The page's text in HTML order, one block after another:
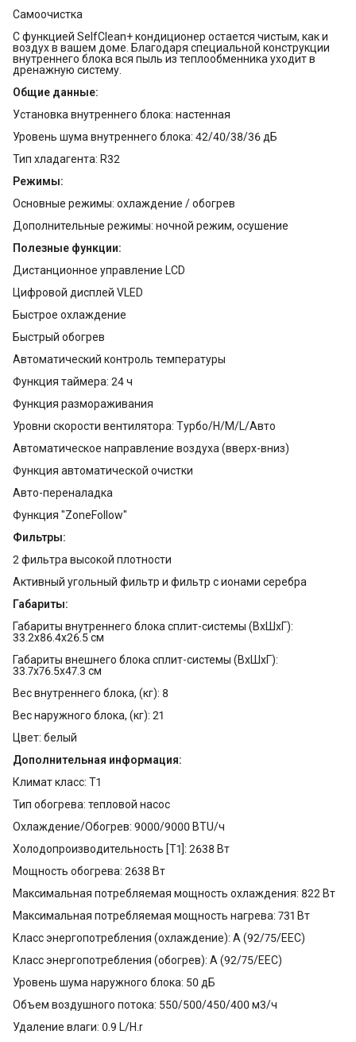
Самоочистка
С функцией SelfClean+ кондиционер остается чистым, как и
воздух в вашем доме. Благодаря специальной конструкции
внутреннего блока вся пыль из теплообменника уходит в
дренажную систему.
Общие данные:
Установка внутреннего блока: настенная
Уровень шума внутреннего блока: 42/40/38/36 дБ
Тип хладагента: R32
Режимы:
Основные режимы: охлаждение / обогрев
Дополнительные режимы: ночной режим, осушение
Полезные функции:
Дистанционное управление LCD
Цифровой дисплей VLED
Быстрое охлаждение
Быстрый обогрев
Автоматический контроль температуры
Функция таймера: 24 ч
Функция размораживания
Уровни скорости вентилятора: Tурбо/H/M/L/Aвто
Автоматическое направление воздуха (вверх-вниз)
Функция автоматической очистки
Авто-переналадка
Функция "ZoneFollow"
Фильтры:
2 фильтра высокой плотности
Активный угольный фильтр и фильтр с ионами серебра
Габариты:
Габариты внутреннего блока сплит-системы (ВхШхГ):
33.2x86.4x26.5 см
Габариты внешнего блока сплит-системы (ВхШхГ):
33.7x76.5x47.3 см
Вес внутреннего блока, (кг): 8
Вес наружного блока, (кг): 21
Цвет: белый
Дополнительная информация:
Климат класс: T1
Тип обогрева: тепловой насос
Охлаждение/Обогрев: 9000/9000 BTU/ч
Холодопроизводительность [T1]: 2638 Вт
Мощность обогрева: 2638 Вт
Максимальная потребляемая мощность охлаждения: 822 Вт
Максимальная потребляемая мощность нагрева: 731 Вт
Класс энергопотребления (охлаждение): A (92/75/EEC)
Класс энергопотребления (обогрев): A (92/75/EEC)
Уровень шума наружного блока: 50 дБ
Объем воздушного потока: 550/500/450/400 м3/ч
Удаление влаги: 0.9 L/H.r